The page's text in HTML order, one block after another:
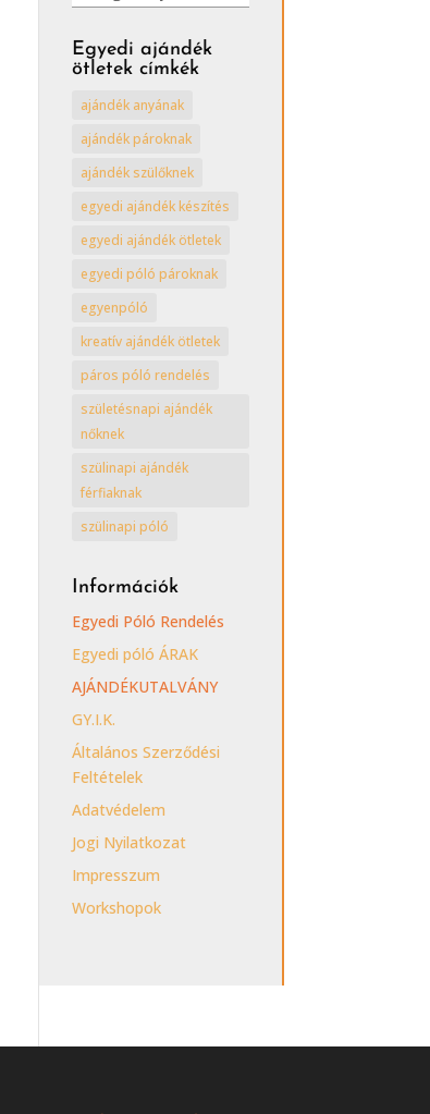
ajándék
ötletek
kategóriái
Egyedi ajándék
ötletek címkék
ajándék anyának
ajándék pároknak
ajándék szülőknek
egyedi ajándék készítés
egyedi ajándék ötletek
egyedi póló pároknak
egyenpóló
kreatív ajándék ötletek
páros póló rendelés
születésnapi ajándék
nőknek
szülinapi ajándék
férfiaknak
szülinapi póló
Információk
Egyedi Póló Rendelés
Egyedi póló ÁRAK
AJÁNDÉKUTALVÁNY
GY.I.K.
Általános Szerződési
Feltételek
Adatvédelem
Jogi Nyilatkozat
Impresszum
Workshopok